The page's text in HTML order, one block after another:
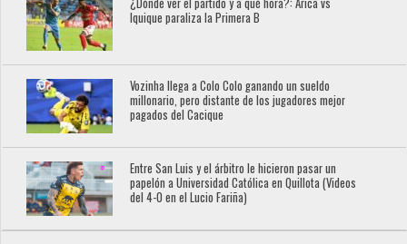
¿Dónde ver el partido y a qué hora?: Arica vs
Iquique paraliza la Primera B
Vozinha llega a Colo Colo ganando un sueldo
millonario, pero distante de los jugadores mejor
pagados del Cacique
Entre San Luis y el árbitro le hicieron pasar un
papelón a Universidad Católica en Quillota (Videos
del 4-0 en el Lucio Fariña)